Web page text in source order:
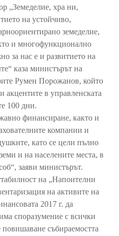
„Земеделие, хра ни,
на устойчиво,
земеделие,
и многофункционално
за нас е и развитието на
каза министърът на
Румен Порожанов, който
акцентите в управленската
100 дни.
финансиране, както и
компании и
като се цели пълно
и на населените места, в
заяви министърът.
на „Напоителни
на активите на
2017 г. да
споразумение с всички
събираемостта